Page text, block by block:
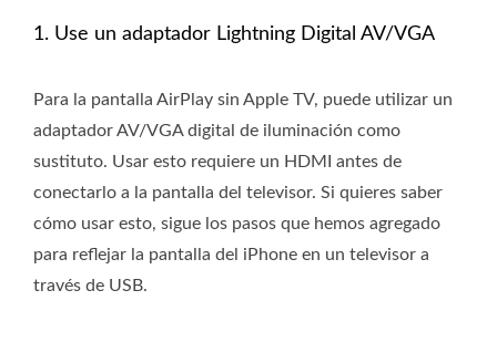
1. Use un adaptador Lightning Digital AV/VGA
Para la pantalla AirPlay sin Apple TV, puede utilizar un
adaptador AV/VGA digital de iluminación como
sustituto. Usar esto requiere un HDMI antes de
conectarlo a la pantalla del televisor. Si quieres saber
cómo usar esto, sigue los pasos que hemos agregado
para reflejar la pantalla del iPhone en un televisor a
través de USB.